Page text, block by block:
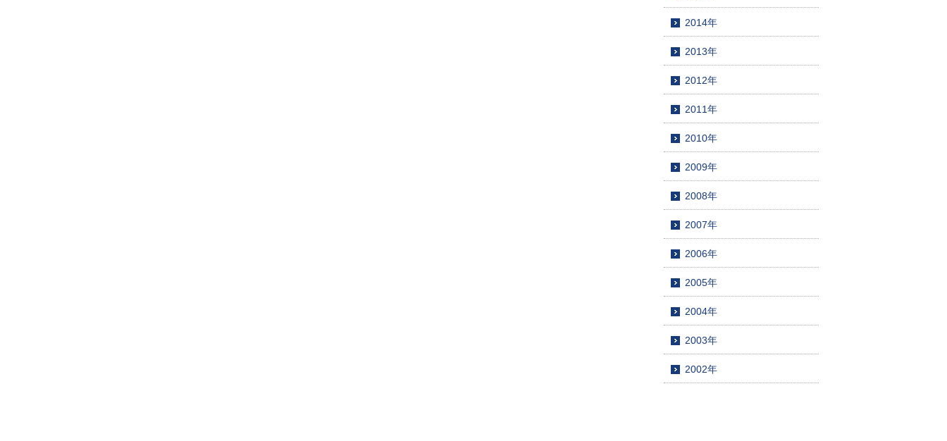
2014年
2013年
2012年
2011年
2010年
2009年
2008年
2007年
2006年
2005年
2004年
2003年
2002年